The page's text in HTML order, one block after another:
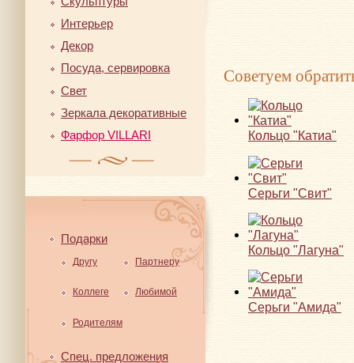
Интерьер
Декор
Посуда, сервировка
Свет
Зеркала декоративные
Фарфор VILLARI
Подарки
Другу Партнеру
Коллеге Любимой
Родителям
Спец. предложения
Советуем
Кольцо "Катиа"
Серьги "Свит"
Кольцо "Лагуна"
Серьги "Амида"